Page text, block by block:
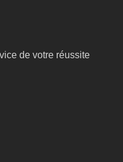
de votre réussite